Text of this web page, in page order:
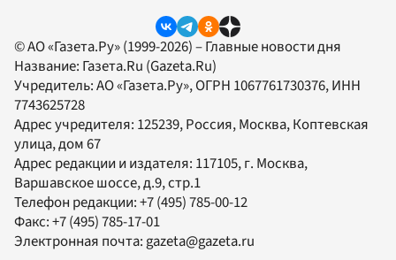
© АО «Газета.Ру» (1999-2026) – Главные новости дня
Название: Газета.Ru (Gazeta.Ru)
Учредитель:АО «Газета.Ру», ОГРН 1067761730376, ИНН
7743625728
Адрес учредителя: 125239, Россия, Москва, Коптевская
улица, дом 67
Адрес редакции и издателя: 117105, г. Москва,
Варшавское шоссе, д.9, стр.1
Телефон редакции:+7 (495) 785-00-12
Факс:+7 (495) 785-17-01
Электронная почта: gazeta@gazeta.ru